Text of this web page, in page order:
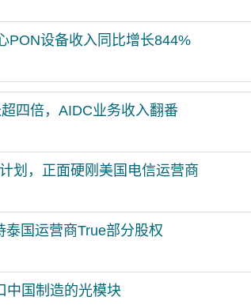
PON设备收入同比增长844%
四倍，AIDC业务收入翻番
划，正面硬刚美国电信运营商
泰国运营商True部分股权
中国制造的光模块